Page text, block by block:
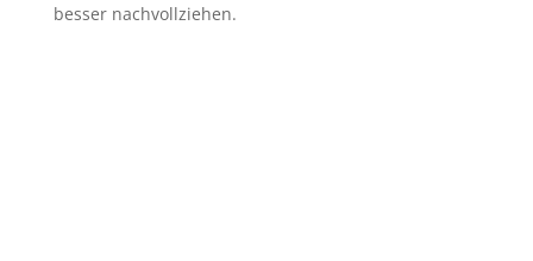
besser nachvollziehen.